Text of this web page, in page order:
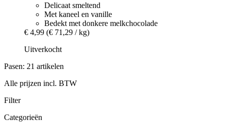
Delicaat smeltend
Met kaneel en vanille
Bedekt met donkere melkchocolade
€ 4,99 (€ 71,29 / kg)
Uitverkocht
Pasen: 21 artikelen
Alle prijzen incl. BTW
Filter
Categorieën